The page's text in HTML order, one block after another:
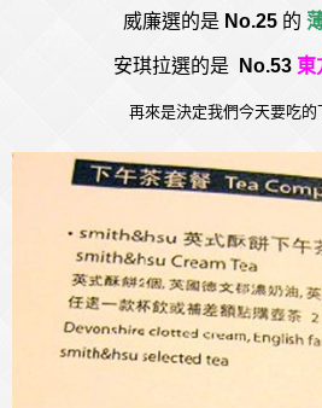
威廉選的是 No.25的
安琪拉選的是 No.53 東
再來是決定我們今天要吃的